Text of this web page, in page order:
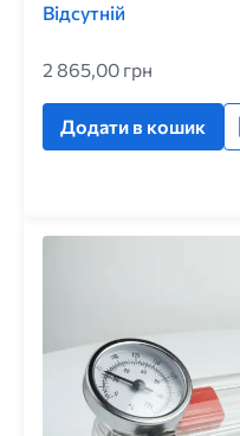
Відсутній
2 865,00 грн
Додати в кошик